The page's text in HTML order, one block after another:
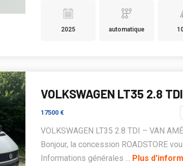
2025 automatique
VOLKSWAGEN LT35 2.8
17500 €
VOLKSWAGEN LT35 2.8 TDI – VAN
Bonjour, la concession ROADSTORE
Informations générales ... Plus